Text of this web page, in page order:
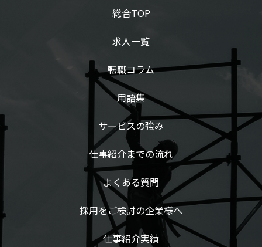
総合TOP
求人一覧
転職コラム
用語集
サービスの強み
仕事紹介までの流れ
よくある質問
採用をご検討の企業様へ
仕事紹介実績